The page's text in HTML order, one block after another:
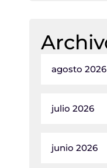
agosto 2026
julio 2026
junio 2026